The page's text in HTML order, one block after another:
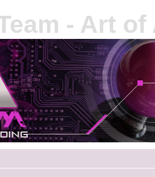
- Art